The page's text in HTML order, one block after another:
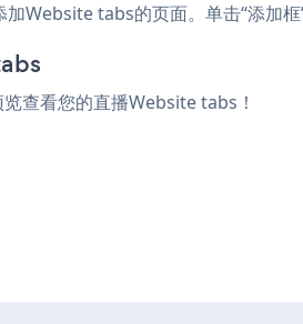
Website tabs的页面。单击“添加框
查看您的直播Website tabs！